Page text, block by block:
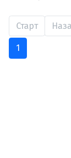
Старт
1